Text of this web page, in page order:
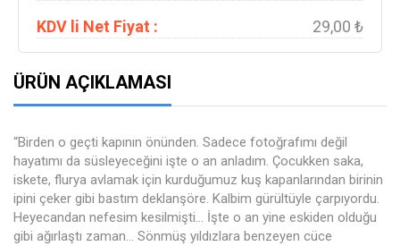
KDV li Net Fiyat :
29,00 ₺
ÜRÜN AÇIKLAMASI
“Birden o geçti kapının önünden. Sadece fotoğrafımı değil
hayatımı da süsleyeceğini işte o an anladım. Çocukken saka,
iskete, flurya avlamak için kurduğumuz kuş kapanlarından birinin
ipini çeker gibi bastım deklanşöre. Kalbim gürültüyle çarpıyordu.
Heyecandan nefesim kesilmişti... İşte o an yine eskiden olduğu
gibi ağırlaştı zaman... Sönmüş yıldızlara benzeyen cüce